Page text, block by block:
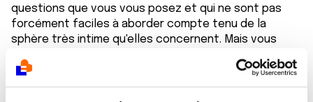
questions que vous vous posez et qui ne sont pas
forcément faciles à aborder compte tenu de la
sphère très intime qu'elles concernent. Mais vous
des médecins qui vous suit, celui avec lequel vous
êtes le plus en confiance. Préparez cet échange en